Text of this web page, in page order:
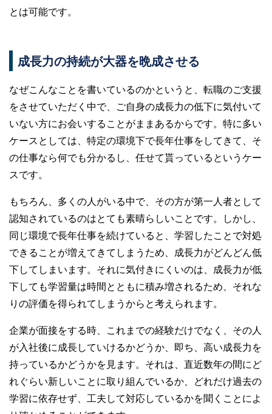
とは可能です。
成長力の持続が大器を晩成させる
なぜこんなことを書いているのかというと、転職のご支援
をさせていただく中で、ご自身の成長力の低下に気付いて
いない方にお会いすることがままあるからです。特に多い
ケースとしては、特定の環境下で長年仕事をしてきて、そ
の仕事なら何でも分かるし、任せて貰っているというケー
スです。
もちろん、多くの人がいる中で、その方が第一人者として
認知されているのはとても素晴らしいことです。しかし、
同じ環境で長年仕事を続けていると、学習したことで対処
できることが増えてきてしまうため、成長力がどんどん低
下してしまいます。それに気付きにくいのは、成長力が低
下しても学習量は時間とともに積み増されるため、それな
りの評価を得られてしまうからと考えられます。
企業が面接をする時、これまでの経験だけでなく、その人
が入社後に成長していけるかどうか、即ち、高い成長力を
持っているかどうかを見ます。それは、直近数年の間にど
れぐらい新しいことに取り組んでいるか、どれだけ過去の
学習に依存せず、工夫して対応しているかを聞くことによ